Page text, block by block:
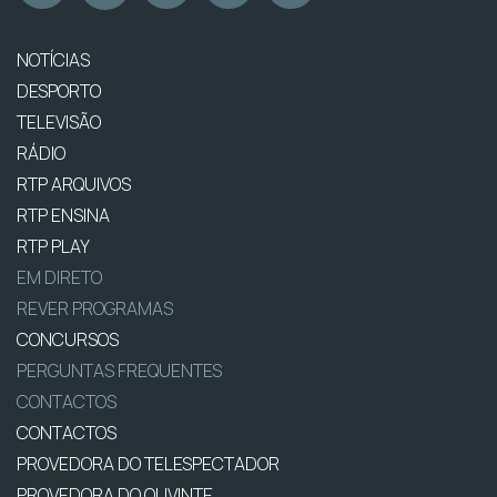
NOTÍCIAS
DESPORTO
TELEVISÃO
RÁDIO
RTP ARQUIVOS
RTP ENSINA
RTP PLAY
EM DIRETO
REVER PROGRAMAS
CONCURSOS
PERGUNTAS FREQUENTES
CONTACTOS
CONTACTOS
PROVEDORA DO TELESPECTADOR